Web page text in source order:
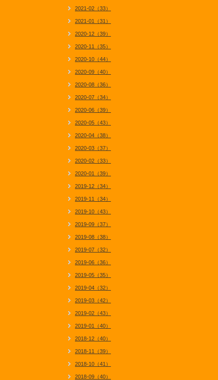
2021-02（33）
2021-01（31）
2020-12（39）
2020-11（35）
2020-10（44）
2020-09（40）
2020-08（36）
2020-07（34）
2020-06（39）
2020-05（43）
2020-04（38）
2020-03（37）
2020-02（33）
2020-01（39）
2019-12（34）
2019-11（34）
2019-10（43）
2019-09（37）
2019-08（38）
2019-07（32）
2019-06（36）
2019-05（35）
2019-04（32）
2019-03（42）
2019-02（43）
2019-01（40）
2018-12（40）
2018-11（39）
2018-10（41）
2018-09（40）